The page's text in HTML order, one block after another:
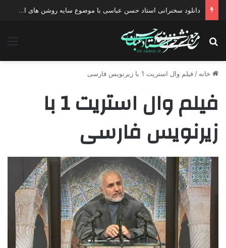
دانلود سخنرانی استاد حسن عباسی با موضوع سایه روشن های انتخاب یک نامزد اصلح
جستجو برای
خانه / فیلم وال استریت 1 با زیرنویس فارسی
فیلم وال استریت 1 با
زیرنویس فارسی